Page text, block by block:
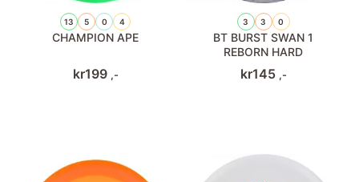
13 5 0 4
CHAMPION APE
kr199 ,-
3 3 0
BT BURST SWAN 1
REBORN HARD
kr145 ,-